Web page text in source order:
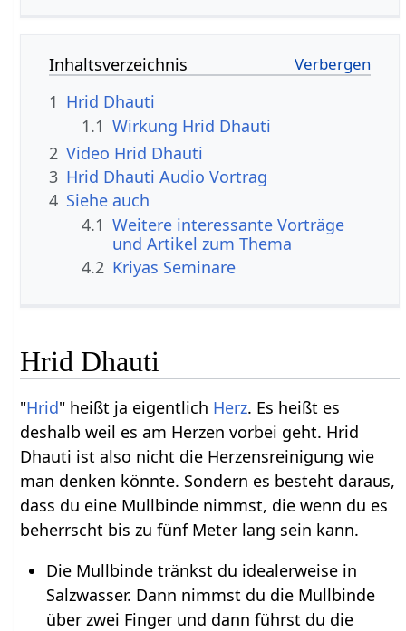
Inhaltsverzeichnis
1 Hrid Dhauti
1.1 Wirkung Hrid Dhauti
2 Video Hrid Dhauti
3 Hrid Dhauti Audio Vortrag
4 Siehe auch
4.1 Weitere interessante Vorträge
und Artikel zum Thema
4.2 Kriyas Seminare
Hrid Dhauti
"Hrid" heißt ja eigentlich Herz. Es heißt es
deshalb weil es am Herzen vorbei geht. Hrid
Dhauti ist also nicht die Herzensreinigung wie
man denken könnte. Sondern es besteht daraus,
dass du eine Mullbinde nimmst, die wenn du es
beherrscht bis zu fünf Meter lang sein kann.
Die Mullbinde tränkst du idealerweise in
Salzwasser. Dann nimmst du die Mullbinde
über zwei Finger und dann führst du die